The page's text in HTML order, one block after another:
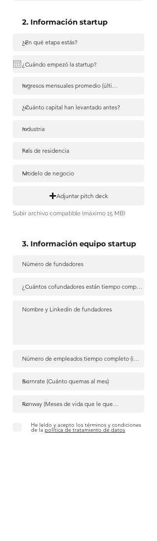
Adjuntar pitch deck
Subir archivo compatible (máximo 15 MB)
He leído y acepto los términos y condiciones
de la política de tratamiento de datos